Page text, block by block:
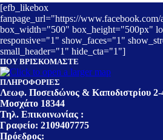
[efb_likebox
fanpage_url="https://
box_width="500" box_height="500px"
responsive="1" show_faces="1"
small_header="1" hide_cta="1"]
ΠΟΥ ΒΡΙΣΚΟΜΑΣΤΕ
ΠΛΗΡΟΦΟΡΙΕΣ
Λεωφ. Ποσειδώνος & Καποδιστρίου 2-
Μοσχάτο 18344
Τηλ. Επικοινωνίας :
Γραφείο: 2109407775
Πρόεδρος: